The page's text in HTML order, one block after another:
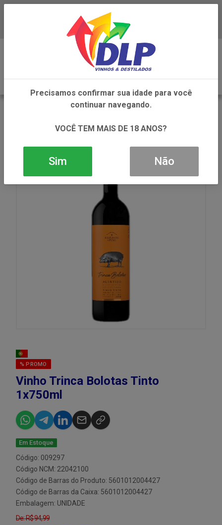
Baixe já o APP da DLP Vinhos
% PROMO
Vinho Trinca Bolotas Tinto
1x750ml
Em Estoque
Código: 009297
Código NCM: 22042100
Código de Barras do Produto: 5601012004427
Código de Barras da Caixa: 5601012004427
Embalagem: UNIDADE
De: R$ 94,99
Precisamos confirmar sua idade para você
continuar navegando.
VOCÊ TEM MAIS DE 18 ANOS?
Sim Não